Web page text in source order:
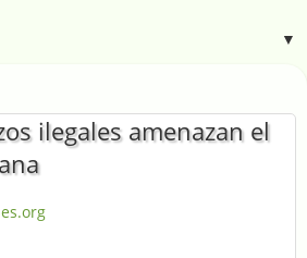
▼
ilegales amenazan el